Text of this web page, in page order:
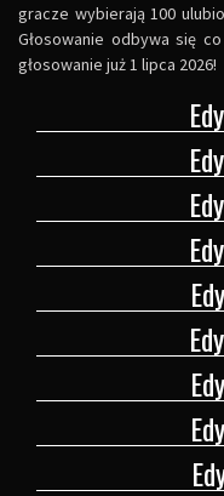
gracze wybierają 100
Głosowanie odbywa się
głosowanie już 1 lipca 2026!